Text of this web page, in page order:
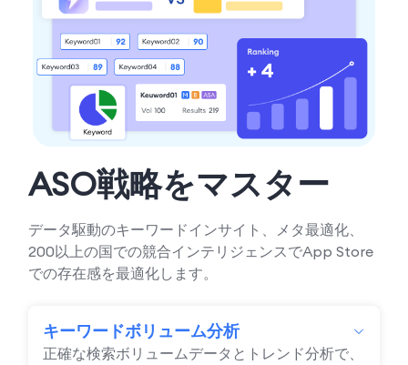
ASO戦略をマスター
データ駆動のキーワードインサイト、メタ最適化、
200以上の国での競合インテリジェンスでApp Store
での存在感を最適化します。
キーワードボリューム分析
正確な検索ボリュームデータとトレンド分析で、